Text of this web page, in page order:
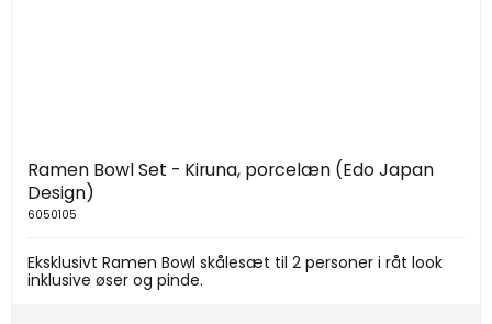
Ramen Bowl Set - Kiruna, porcelæn (Edo Japan
Design)
6050105
Eksklusivt Ramen Bowl skålesæt til 2 personer i råt look
inklusive øser og pinde.